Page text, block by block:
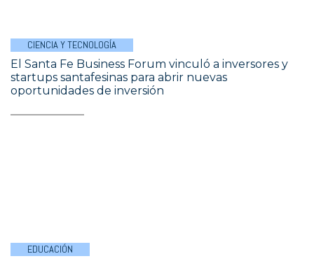
CIENCIA Y TECNOLOGÍA
El Santa Fe Business Forum vinculó a inversores y
startups santafesinas para abrir nuevas
oportunidades de inversión
EDUCACIÓN